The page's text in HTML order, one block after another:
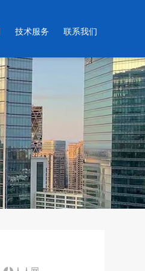
技术服务 联系我们